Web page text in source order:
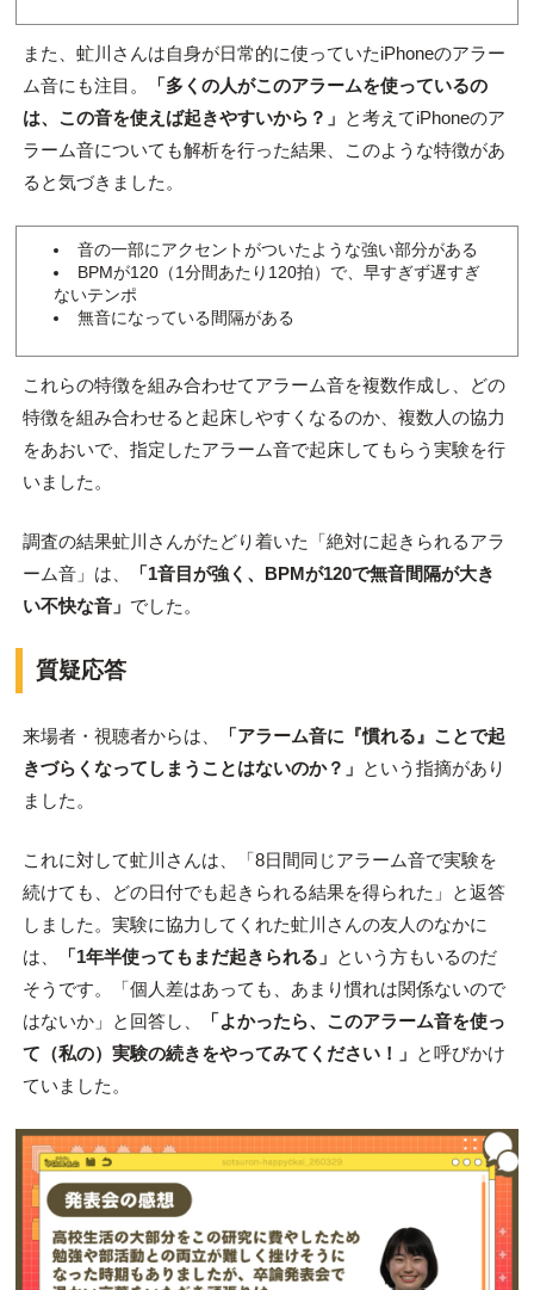
また、虻川さんは自身が日常的に使っていたiPhoneのアラー
ム音にも注目。
「多くの人がこのアラームを使っているの
は、 この音を使えば起きやすいから？」 と考えてiPhoneのア
ラーム音についても解析を行った結果、このような特徴があ
ると気づきました。
音の一部にアクセントがついたような強い部分がある
BPMが120（1分間あたり120拍）で、早すぎず遅すぎ
ないテンポ
無音になっている間隔がある
これらの特徴を組み合わせてアラーム音を複数作成し、どの
特徴を組み合わせると起床しやすくなるのか、複数人の協力
をあおいで、指定したアラーム音で起床してもらう実験を行
いました。
調査の結果虻川さんがたどり着いた「絶対に起きられるアラ
ーム音」は、
「1音目が強く、BPMが120で無音間隔が大き
い不快な音」 でした。
質疑応答
来場者・視聴者からは、
「アラーム音に『慣れる』ことで起
きづらくなってしまうことはないのか？」 という指摘があり
ました。
これに対して虻川さんは、「8日間同じアラーム音で実験を
続けても、どの日付でも起きられる結果を得られた」と返答
しました。実験に協力してくれた虻川さんの友人のなかに
は、
「1年半使ってもまだ起きられる」 という方もいるのだ
そうです。「個人差はあっても、あまり慣れは関係ないので
はないか」と回答し、
「よかったら、このアラーム音を使っ
て（私の）実験の続きをやってみてください！」 と呼びかけ
ていました。